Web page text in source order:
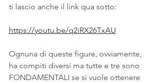
ti lascio anche il link qua sotto:
https://youtu.be/q2iRX26TxAU
Ognuna di queste figure, ovviamente,
ha compiti diversi ma tutte e tre sono
FONDAMENTALI se si vuole ottenere